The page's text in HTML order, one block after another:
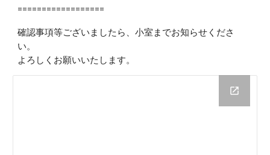
==================
確認事項等ございましたら、小室までお知らせくださ
い。
よろしくお願いいたします。